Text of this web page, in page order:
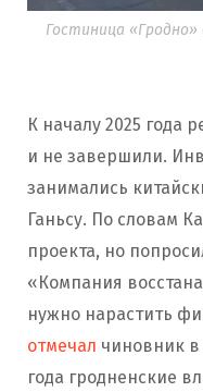
Гостиница
К началу 2025 года
и не завершили.
занимались
Ганьсу. По словам
проекта, но
«Компания
нужно нарастить
отмечал чиновник в
года гродненские